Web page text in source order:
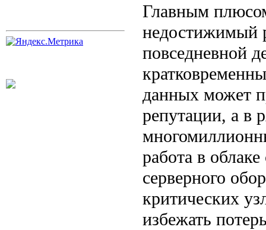
Главным
недостижимый
повседневной
данных может
репутации, а в
работа в
серверного
критических
избежать